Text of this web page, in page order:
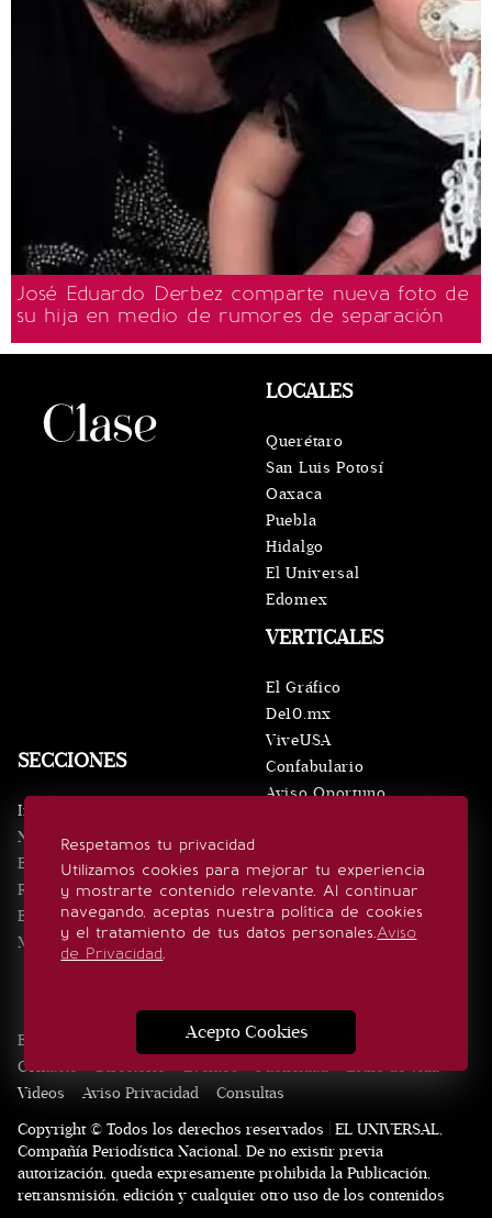
José Eduardo Derbez comparte nueva foto de
su hija en medio de rumores de separación
Respetamos tu privacidad
Utilizamos cookies para mejorar tu experiencia
y mostrarte contenido relevante. Al continuar
navegando, aceptas nuestra política de cookies
y el tratamiento de tus datos personales.Aviso
de Privacidad.
Acepto Cookies
SECCIONES
Inicio
Noticias
Eventos
Realeza
Estilo de vida
Minuto x Minuto
VERTICALES
El Gráfico
De10.mx
ViveUSA
Confabulario
Aviso Oportuno
LOCALES
Querétaro
San Luis Potosí
Oaxaca
Puebla
Hidalgo
El Universal
Edomex
SÍGUENOS
Edición Impresa Noticias Quiénes somos
Contacto
Directorio Eventos Publicidad
Estilo de vida
Videos
Aviso Privacidad
Consultas
Copyright © Todos los derechos reservados | EL UNIVERSAL,
Compañía Periodística Nacional. De no existir previa
autorización, queda expresamente prohibida la Publicación,
retransmisión, edición y cualquier otro uso de los contenidos